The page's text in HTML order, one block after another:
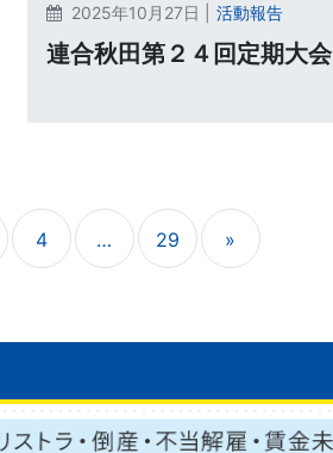
2025年10月27日 | 活動報告
連合秋田第２４回定期大会
4 … 29 »